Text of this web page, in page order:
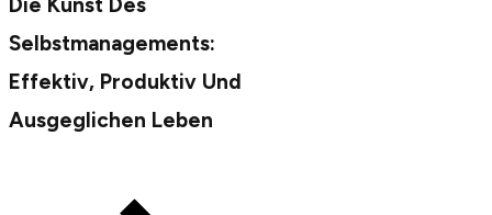
Die Kunst Des
Selbstmanagements:
Effektiv, Produktiv Und
Ausgeglichen Leben